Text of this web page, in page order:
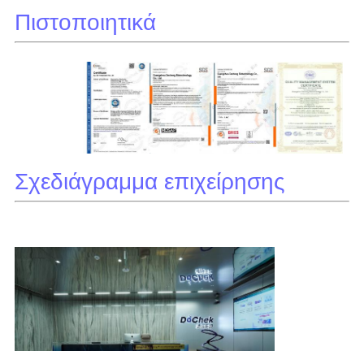
Πιστοποιητικά
Σχεδιάγραμμα επιχείρησης